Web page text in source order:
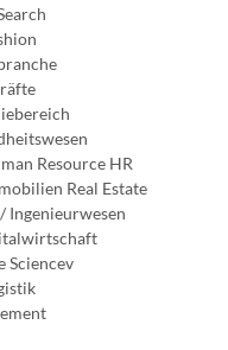
Resource HR
Real Estate
Ingenieurwesen
Sciencev